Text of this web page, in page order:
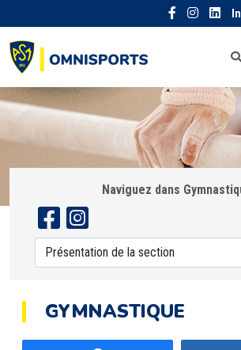
Naviguez dans
GYMNASTIQUE